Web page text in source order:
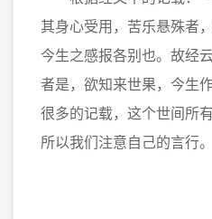
其身心受用，苦乐悬殊者
今生之感报各别也。故经
者是，欲知来世果，今生
很多的记载，这个世间所
所以我们注意自己的言行。